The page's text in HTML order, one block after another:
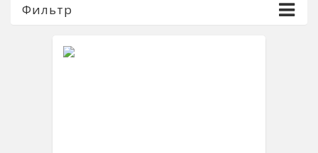
Фильтр